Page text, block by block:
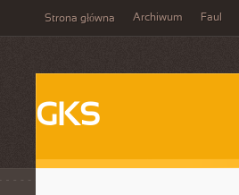
Strona główna Archiwum Faul
GKS